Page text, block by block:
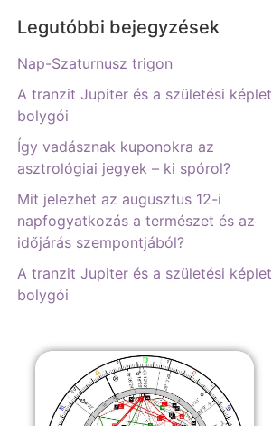
Legutóbbi bejegyzések
Nap-Szaturnusz trigon
A tranzit Jupiter és a születési képlet
bolygói
Így vadásznak kuponokra az
asztrológiai jegyek – ki spórol?
Mit jelezhet az augusztus 12-i
napfogyatkozás a természet és az
időjárás szempontjából?
A tranzit Jupiter és a születési képlet
bolygói